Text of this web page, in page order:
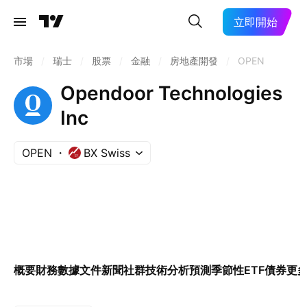
立即開始
市場 瑞士 股票 金融 房地產開發 OPEN
Opendoor Technologies
Inc
OPEN BX Swiss
概要財務數據文件新聞社群技術分析預測季節性ETF債券更